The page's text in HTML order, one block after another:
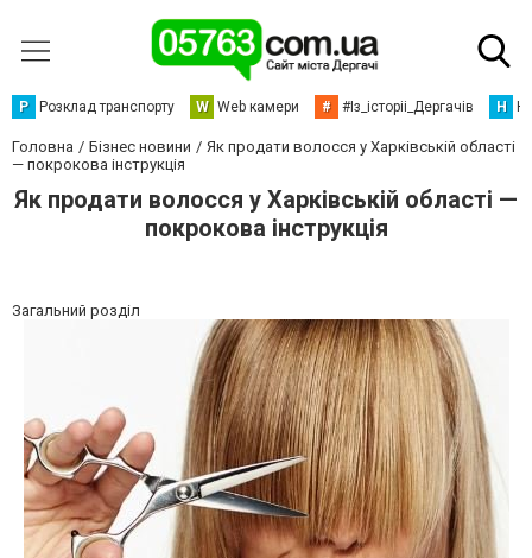
Р Розклад транспорту W Web камери # #Із_історіі_Дергачів Н
Головна Бізнес новини
Як продати волосся у Харківській області
— покрокова інструкція
Як продати волосся у Харківській області —
покрокова інструкція
Загальний розділ